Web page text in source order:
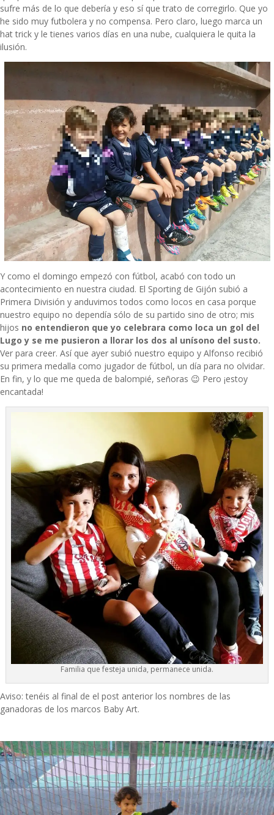
sufre más de lo que debería y eso sí que trato de corregirlo. Que yo
he sido muy futbolera y no compensa. Pero claro, luego marca un
hat trick y le tienes varios días en una nube, cualquiera le quita la
ilusión.
Y como el domingo empezó con fútbol, acabó con todo un
acontecimiento en nuestra ciudad. El Sporting de Gijón subió a
Primera División y anduvimos todos como locos en casa porque
nuestro equipo no dependía sólo de su partido sino de otro; mis
hijos no entendieron que yo celebrara como loca un gol del
Lugo y se me pusieron a llorar los dos al unísono del susto.
Ver para creer. Así que ayer subió nuestro equipo y Alfonso recibió
su primera medalla como jugador de fútbol, un día para no olvidar.
En fin, y lo que me queda de balompié, señoras 😉 Pero ¡estoy
encantada!
Familia que festeja unida, permanece unida.
Aviso: tenéis al final de el post anterior los nombres de las
ganadoras de los marcos Baby Art.